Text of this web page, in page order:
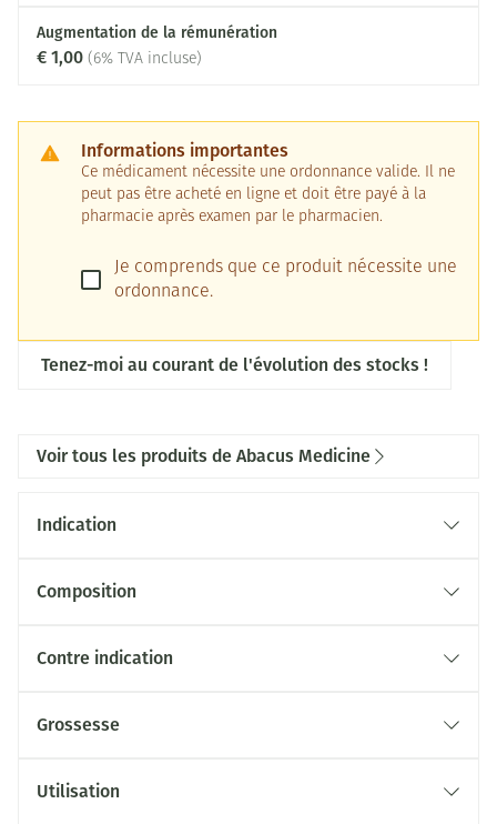
Augmentation de la rémunération
€ 1,00 (6% TVA incluse)
Informations importantes
Ce médicament nécessite une ordonnance valide. Il ne
peut pas être acheté en ligne et doit être payé à la
pharmacie après examen par le pharmacien.
Je comprends que ce produit nécessite une
ordonnance.
Tenez-moi au courant de l'évolution des stocks !
Voir tous les produits de Abacus Medicine
Indication
Composition
Contre indication
Grossesse
Utilisation